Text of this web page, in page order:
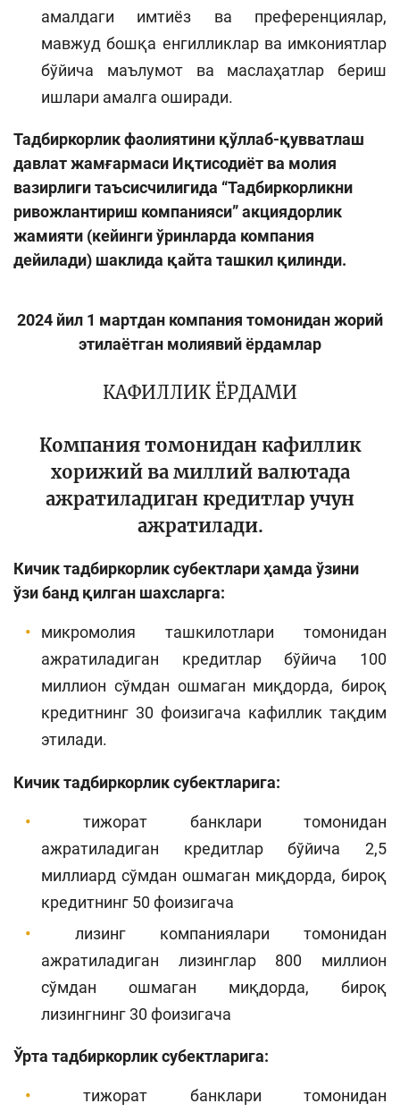
амалдаги имтиёз ва преференциялар,
мавжуд бошқа енгилликлар ва имкониятлар
бўйича маълумот ва маслаҳатлар бериш
ишлари амалга оширади.
Тадбиркорлик фаолиятини қўллаб-қувватлаш
давлат жамғармаси Иқтисодиёт ва молия
вазирлиги таъсисчилигида “Тадбиркорликни
ривожлантириш компанияси” акциядорлик
жамияти (кейинги ўринларда компания
дейилади) шаклида қайта ташкил қилинди.
2024 йил 1 мартдан компания томонидан жорий
этилаётган молиявий ёрдамлар
КАФИЛЛИК ЁРДАМИ
Компания томонидан кафиллик
хорижий ва миллий валютада
ажратиладиган кредитлар учун
ажратилади.
Кичик тадбиркорлик субектлари ҳамда ўзини
ўзи банд қилган шахсларга:
микромолия ташкилотлари томонидан
ажратиладиган кредитлар бўйича 100
миллион сўмдан ошмаган миқдорда, бироқ
кредитнинг 30 фоизигача кафиллик тақдим
этилади.
Кичик тадбиркорлик субектларига:
тижорат банклари томонидан
ажратиладиган кредитлар бўйича 2,5
миллиард сўмдан ошмаган миқдорда, бироқ
кредитнинг 50 фоизигача
лизинг компаниялари томонидан
ажратиладиган лизинглар 800 миллион
сўмдан ошмаган миқдорда, бироқ
лизингнинг 30 фоизигача
Ўрта тадбиркорлик субектларига:
тижорат банклари томонидан